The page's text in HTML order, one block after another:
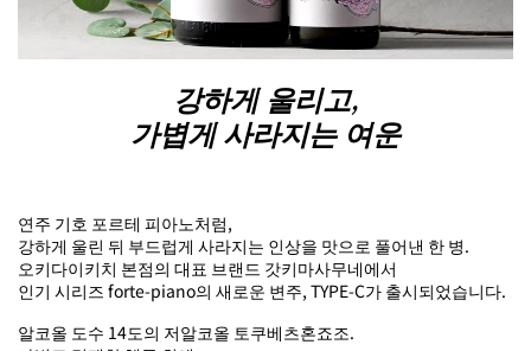
강하게 울리고,
가볍게 사라지는 여운
연주 기호 포르테 피아노처럼,
강하게 울린 뒤 부드럽게 사라지는 인상을 맛으로 풀어낸 한 병.
오키다이키치 본점의 대표 브랜드 갓키마사무네에서
인기 시리즈 forte-piano의 새로운 변주, TYPE-C가 출시되었습니다.
알코올 도수 14도의 저알코올 토쿠베츠혼죠조.